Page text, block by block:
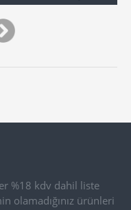
%18 kdv dahil liste
olamadığınız ürünleri